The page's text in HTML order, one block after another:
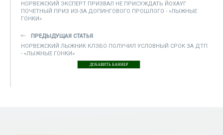
НОРВЕЖСКИЙ ЭКСПЕРТ ПРИЗВАЛ НЕ ПРИСУЖДАТЬ ЙОХАУГ
ПОЧЕТНЫЙ ПРИЗ ИЗ-ЗА ДОПИНГОВОГО ПРОШЛОГО - «ЛЫЖНЫЕ
ГОНКИ»
ПРЕДЫДУЩАЯ СТАТЬЯ
НОРВЕЖСКИЙ ЛЫЖНИК КЛЭБО ПОЛУЧИЛ УСЛОВНЫЙ СРОК ЗА ДТП
- «ЛЫЖНЫЕ ГОНКИ»
ДОБАВИТЬ БАННЕР